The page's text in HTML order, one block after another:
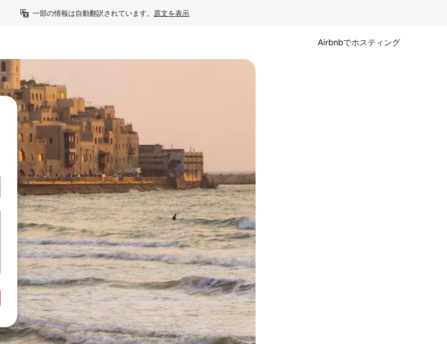
一部の情報は自動翻訳されています。 原文を表示
Airbnbでホスティング
るか、画面をタッチまたはスワイプして検索結果を確認することができます。